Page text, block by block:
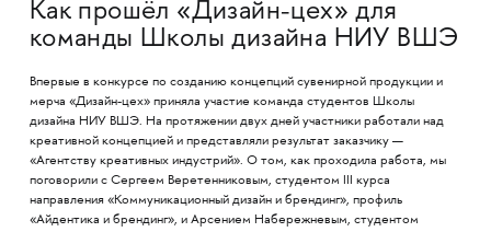
Как прошёл «Дизайн-цех» для
команды Школы дизайна НИУ ВШЭ
Впервые в конкурсе по созданию концепций сувенирной продукции и
мерча «Дизайн-цех» приняла участие команда студентов Школы
дизайна НИУ ВШЭ. На протяжении двух дней участники работали над
креативной концепцией и представляли результат заказчику —
«Агентству креативных индустрий». О том, как проходила работа, мы
поговорили с Сергеем Веретенниковым, студентом III курса
направления «Коммуникационный дизайн и брендинг», профиль
«Айдентика и брендинг», и Арсением Набережневым, студентом